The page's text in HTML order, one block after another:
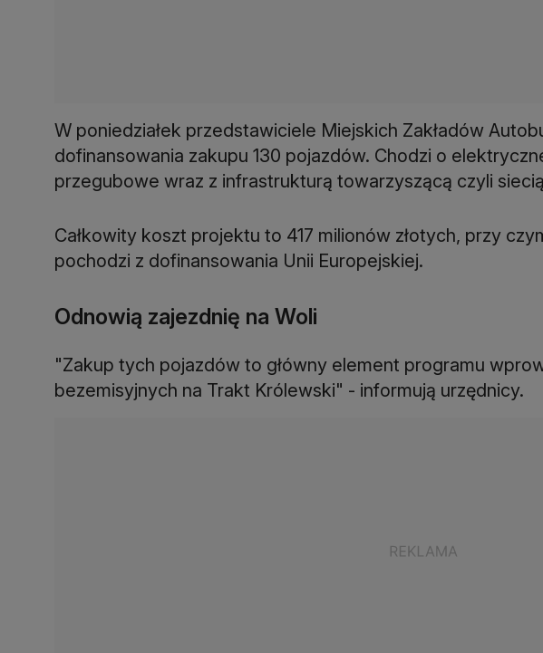
W poniedziałek przedstawiciele Miejskich Zakładów
dofinansowania zakupu 130 pojazdów. Chodzi o
przegubowe wraz z infrastrukturą towarzyszącą czyli
Całkowity koszt projektu to 417 milionów złotych, przy
pochodzi z dofinansowania Unii Europejskiej.
Odnowią zajezdnię na Woli
"Zakup tych pojazdów to główny element programu
bezemisyjnych na Trakt Królewski" - informują urzędnicy.